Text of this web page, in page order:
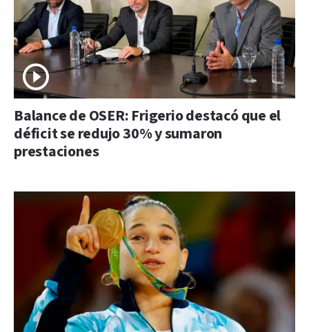
Balance de OSER: Frigerio destacó que el
déficit se redujo 30% y sumaron
prestaciones